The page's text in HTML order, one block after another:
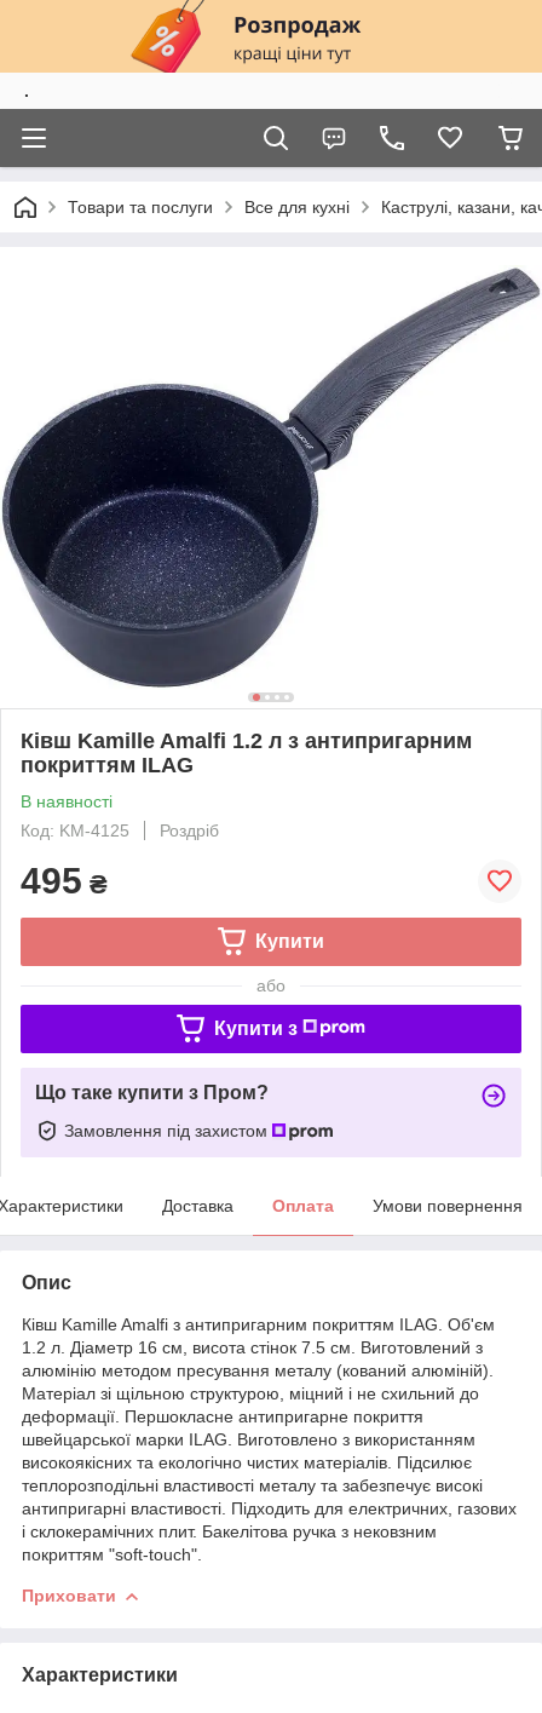
.
Товари та послуги Все для кухні Каструлі, казани,
Ківш Kamille Amalfi 1.2 л з антипригарним
покриттям ILAG
В наявності
Код: KM-4125
Роздріб
495 ₴
Купити
або
Купити з
Що таке купити з Пром?
Замовлення під захистом
Доставка Оплата Умови повернення
Опис
Ківш Kamille Amalfi з антипригарним покриттям ILAG. Об'єм
1.2 л. Діаметр 16 см, висота стінок 7.5 см. Виготовлений з
алюмінію методом пресування металу (кований алюміній).
Матеріал зі щільною структурою, міцний і не схильний до
деформації. Першокласне антипригарне покриття
швейцарської марки ILAG. Виготовлено з використанням
високоякісних та екологічно чистих матеріалів. Підсилює
теплорозподільні властивості металу та забезпечує високі
антипригарні властивості. Підходить для електричних, газових
і склокерамічних плит. Бакелітова ручка з нековзним
покриттям "soft-touch".
Приховати
Характеристики